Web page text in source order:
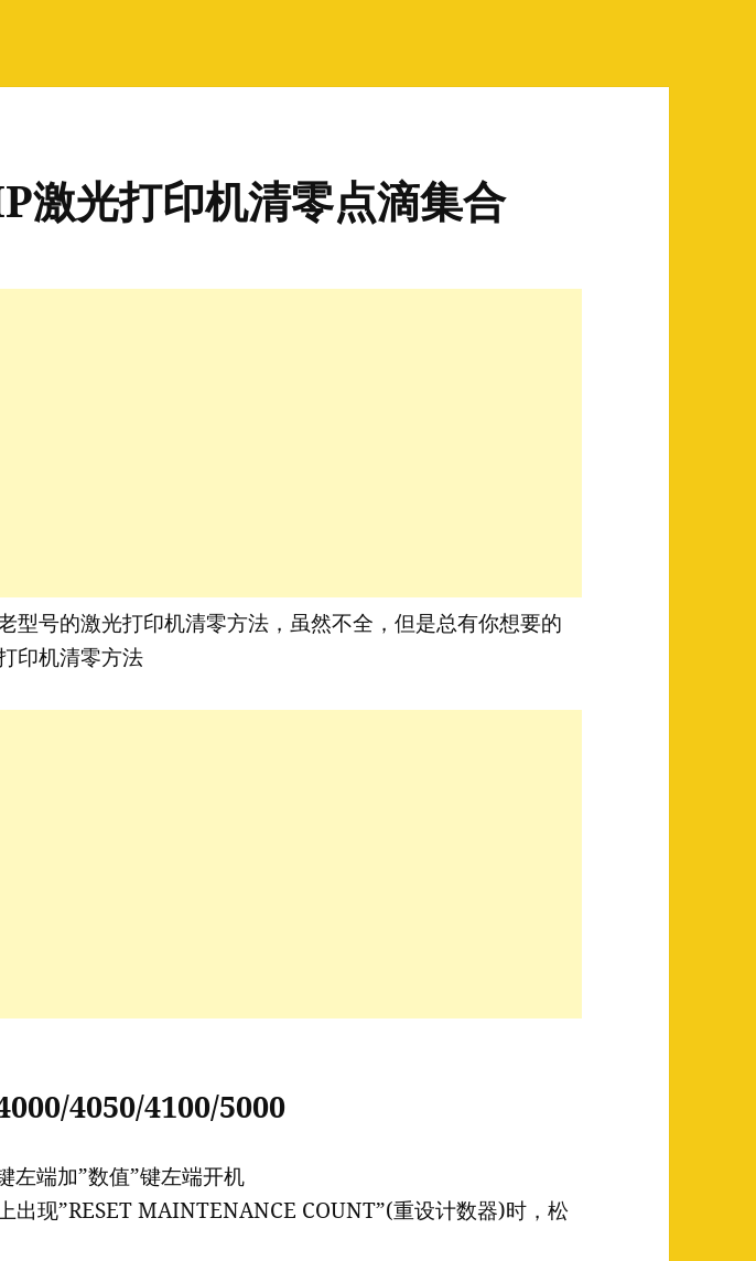
激光打印机清零点滴集合
型号的激光打印机清零方法，虽然不全，但是总有你想要的
印机清零方法
4050/4100/5000
左端加”数值”键左端开机
出现”RESET MAINTENANCE COUNT”(重设计数器)时，松